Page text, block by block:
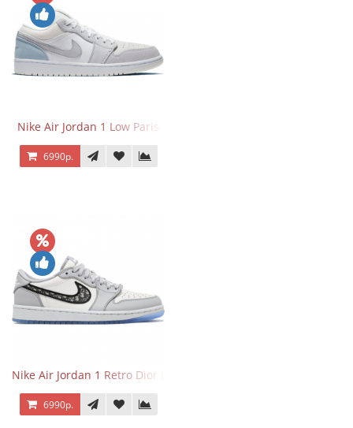
Nike Air Jordan 1 Low Paris
6990р.
Nike Air Jordan 1 Retro Dior Low
6990р.